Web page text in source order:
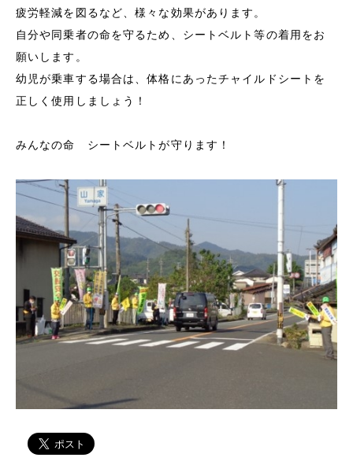
疲労軽減を図るなど、様々な効果があります。
自分や同乗者の命を守るため、シートベルト等の着用をお
願いします。
幼児が乗車する場合は、体格にあったチャイルドシートを
正しく使用しましょう！
みんなの命 シートベルトが守ります！